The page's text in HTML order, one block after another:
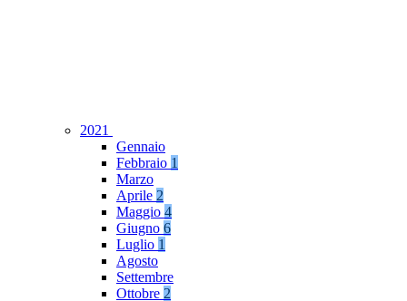
2021
Gennaio
Febbraio 1
Marzo
Aprile 2
Maggio 4
Giugno 6
Luglio 1
Agosto
Settembre
Ottobre 2